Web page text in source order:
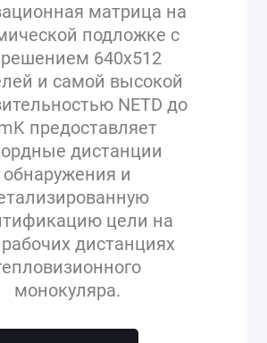
матрица на
подложке с
640x512
и самой высокой
NETD до
предоставляет
дистанции
обнаружения и
цели на
дистанциях
монокуляра.